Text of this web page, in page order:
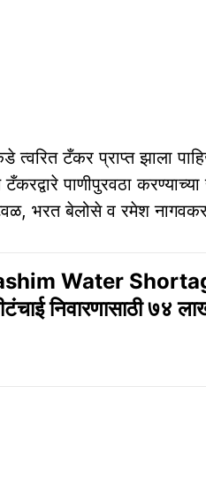
त्वरित टँकर प्राप्त झाला
पाणीपुरवठा
भरत बेलोसे व रमेश
Water
निवारणासाठी ७४